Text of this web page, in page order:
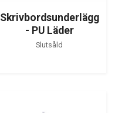
Skrivbordsunderlägg
- PU Läder
Slutsåld